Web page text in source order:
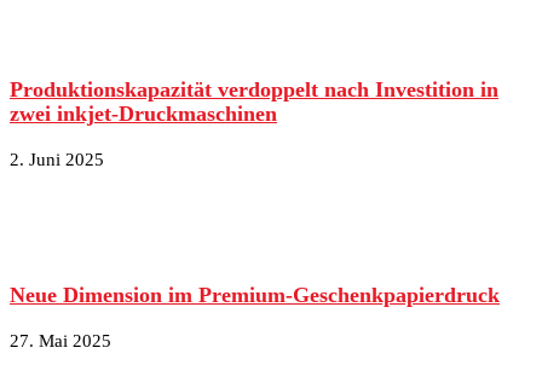
Produktionskapazität verdoppelt nach Investition in
zwei inkjet-Druckmaschinen
2. Juni 2025
Neue Dimension im Premium-Geschenkpapierdruck
27. Mai 2025